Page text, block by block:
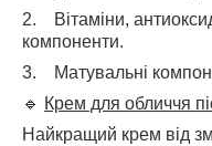
2. Вітаміни,
компоненти.
3. Матувальні
🔹 Крем для обличчя
Найкращий крем від